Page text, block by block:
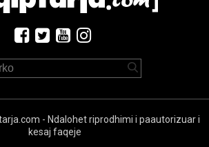
- Ndalohet riprodhimi i paautorizuar i
kesaj faqeje